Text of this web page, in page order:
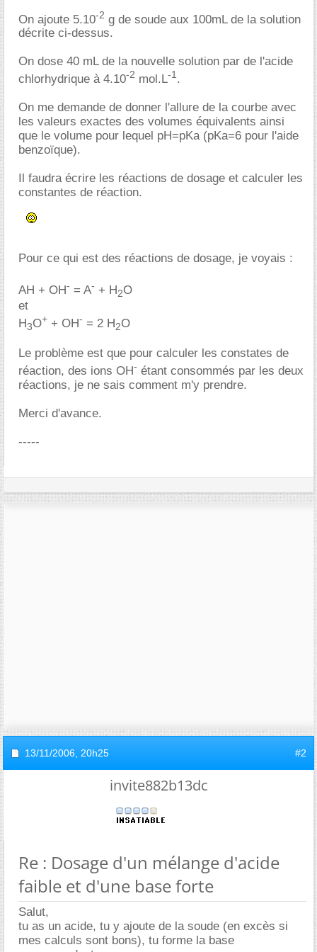
On ajoute 5.10-2 g de soude aux 100mL de la solution
décrite ci-dessus.
On dose 40 mL de la nouvelle solution par de l'acide
chlorhydrique à 4.10-2 mol.L-1.
On me demande de donner l'allure de la courbe avec
les valeurs exactes des volumes équivalents ainsi
que le volume pour lequel pH=pKa (pKa=6 pour l'aide
benzoïque).
Il faudra écrire les réactions de dosage et calculer les
constantes de réaction.
Pour ce qui est des réactions de dosage, je voyais :
AH + OH- = A- + H2O
et
H3O+ + OH- = 2 H2O
Le problème est que pour calculer les constates de
réaction, des ions OH- étant consommés par les deux
réactions, je ne sais comment m'y prendre.
Merci d'avance.
-----
13/11/2006, 20h25 #2
invite882b13dc
Re : Dosage d'un mélange d'acide
faible et d'une base forte
Salut,
tu as un acide, tu y ajoute de la soude (en excès si
mes calculs sont bons), tu forme la base